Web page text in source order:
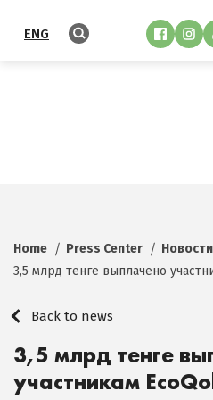
ENG
Home Press Center
3,5 млрд тенге выплачено
Back to news
3,5 млрд тенге
участникам